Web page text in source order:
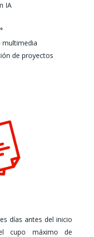
IA
multimedia
de proyectos
días antes del inicio
cupo máximo de